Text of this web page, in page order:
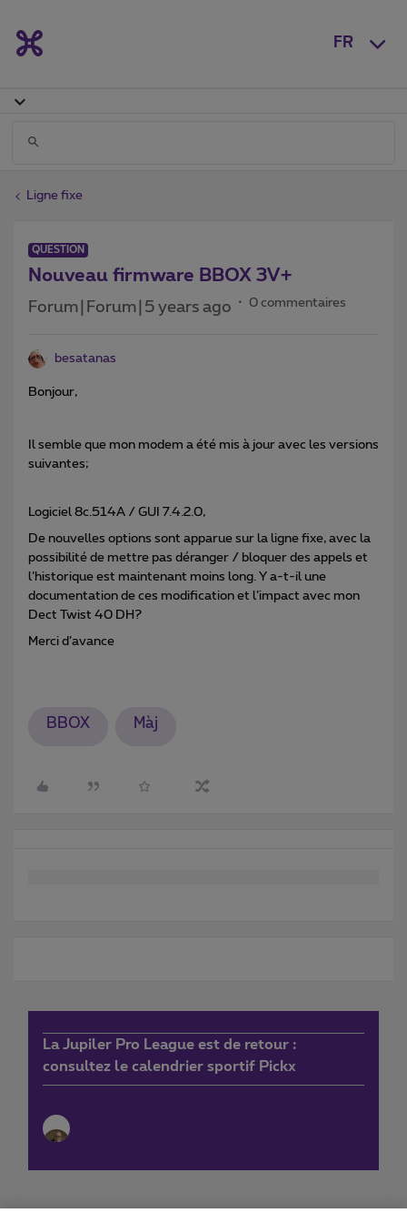
FR
Ligne fixe
QUESTION
Nouveau firmware BBOX 3V+
Forum|Forum|5 years ago 0 commentaires
besatanas
Bonjour,
Il semble que mon modem a été mis à jour avec les versions
suivantes;
Logiciel 8c.514A / GUI 7.4.2.0,
De nouvelles options sont apparue sur la ligne fixe, avec la
possibilité de mettre pas déranger / bloquer des appels et
l’historique est maintenant moins long. Y a-t-il une
documentation de ces modification et l’impact avec mon
Dect Twist 40 DH?
Merci d’avance
BBOX Màj
La Jupiler Pro League est de retour :
consultez le calendrier sportif Pickx